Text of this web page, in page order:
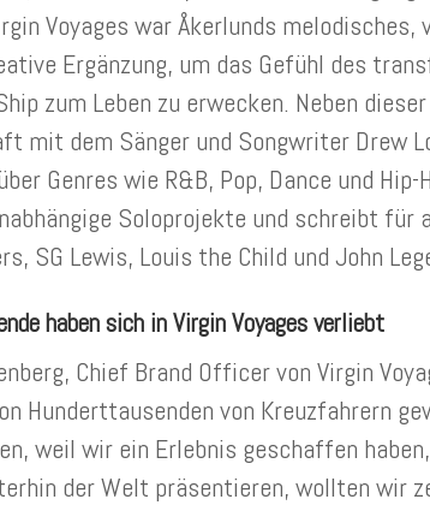
Voyages war Åkerlunds
Ergänzung, um das Gefühl des
zum Leben zu erwecken. Neben
mit dem Sänger und Songwriter Drew
Genres wie R&B, Pop, Dance und
Soloprojekte und schreibt für
SG Lewis, Louis the Child und John
haben sich in Virgin Voyages verliebt
Chief Brand Officer von Virgin
Hunderttausenden von Kreuzfahrern
weil wir ein Erlebnis geschaffen
der Welt präsentieren, wollten wir